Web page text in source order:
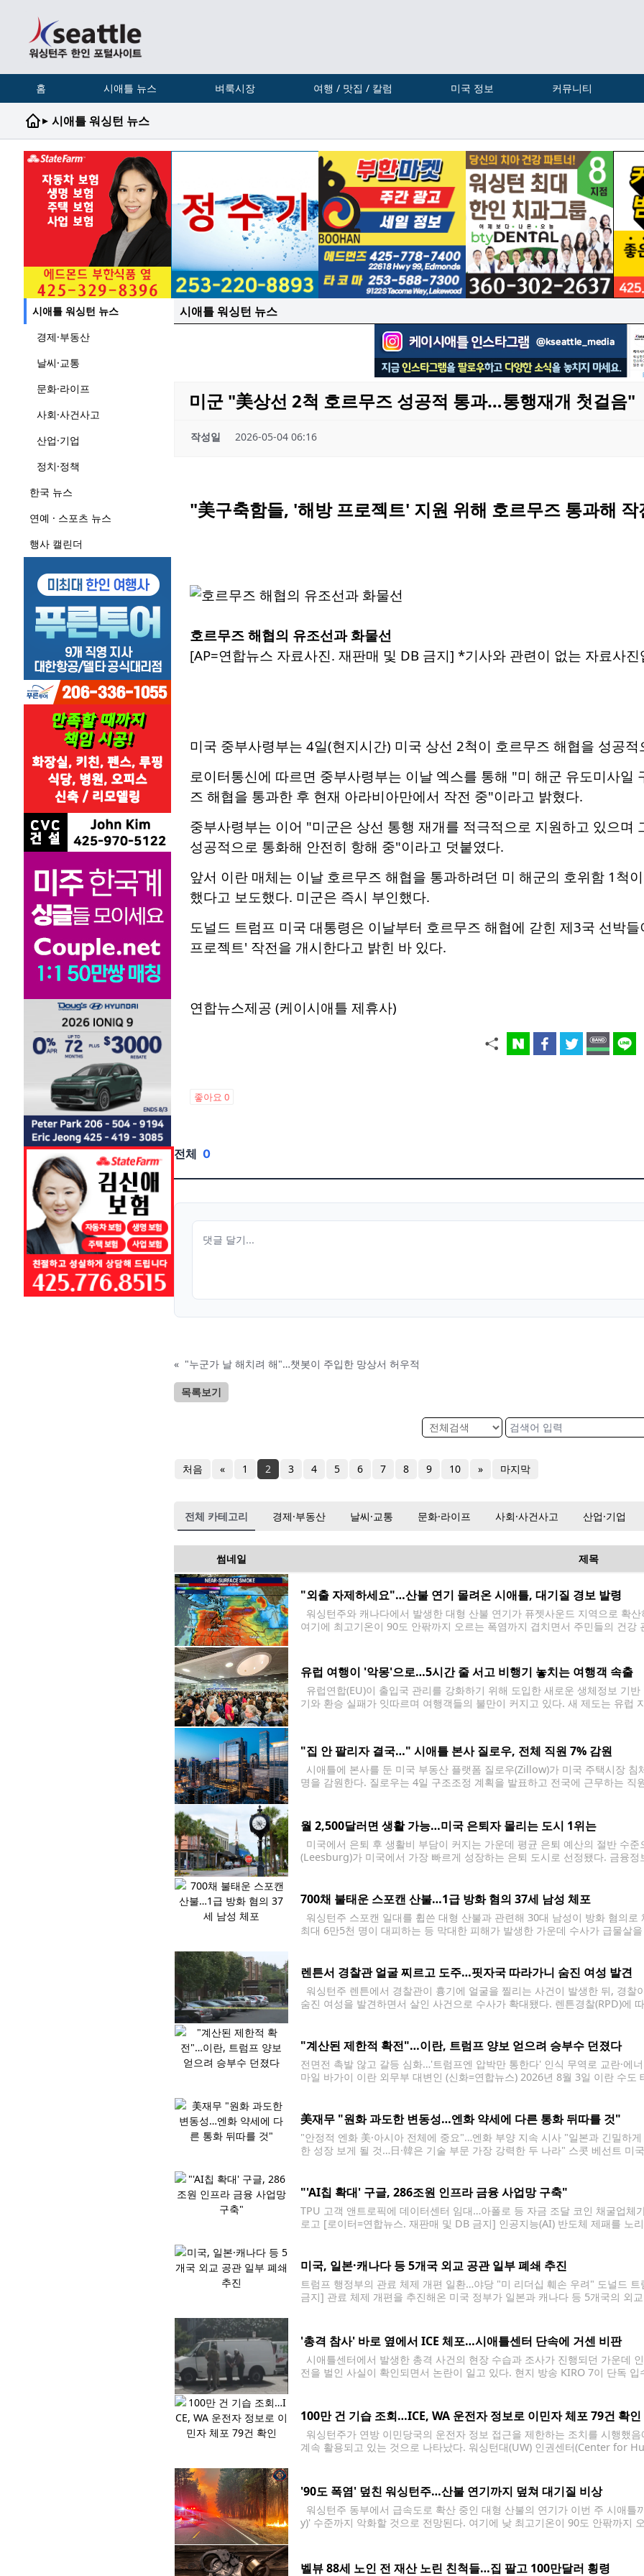
홈 시애틀 뉴스 벼룩시장 여행 / 맛집 / 칼럼 미국 정보 커뮤니티
▸ 시애틀 워싱턴 뉴스
시애틀 워싱턴 뉴스
경제·부동산
날씨·교통
문화·라이프
사회·사건사고
산업·기업
정치·정책
한국 뉴스
연예 · 스포츠 뉴스
행사 캘린더
시애틀 워싱턴 뉴스
미군 "美상선 2척 호르무즈 성공적 통과…통행재개 첫걸음"
작성일 2026-05-04 06:16
"美구축함들, '해방 프로젝트' 지원 위해 호르무즈 통과해
호르무즈 해협의 유조선과 화물선
[AP=연합뉴스 자료사진. 재판매 및 DB 금지] *기사와 관련이 없는 자료사진
미국 중부사령부는 4일(현지시간) 미국 상선 2척이 호르무즈 해협을 성공
로이터통신에 따르면 중부사령부는 이날 엑스를 통해 "미 해군 유도미사일
즈 해협을 통과한 후 현재 아라비아만에서 작전 중"이라고 밝혔다.
중부사령부는 이어 "미군은 상선 통행 재개를 적극적으로 지원하고 있으며
성공적으로 통화해 안전히 항해 중"이라고 덧붙였다.
앞서 이란 매체는 이날 호르무즈 해협을 통과하려던 미 해군의 호위함 1척
했다고 보도했다. 미군은 즉시 부인했다.
도널드 트럼프 미국 대통령은 이날부터 호르무즈 해협에 갇힌 제3국 선박
프로젝트' 작전을 개시한다고 밝힌 바 있다.
연합뉴스제공 (케이시애틀 제휴사)
좋아요 0
전체 0
« "누군가 날 해치려 해"…챗봇이 주입한 망상서 허우적
목록보기
처음 « 1 2 3 4 5 6 7 8 9 10 » 마지막
전체 카테고리 경제·부동산 날씨·교통 문화·라이프 사회·사건사고 산업·기업
썸네일 제목
"외출 자제하세요"…산불 연기 몰려온 시애틀, 대기질 경보 발령
워싱턴주와 캐나다에서 발생한 대형 산불 연기가 퓨젯사운드 지역으로 확
여기에 최고기온이 90도 안팎까지 오르는 폭염까지 겹치면서 주민들의 건
유럽 여행이 '악몽'으로…5시간 줄 서고 비행기 놓치는 여행객 속출
유럽연합(EU)이 출입국 관리를 강화하기 위해 도입한 새로운 생체정보 기
기와 환승 실패가 잇따르며 여행객들의 불만이 커지고 있다. 새 제도는 유럽
"집 안 팔리자 결국…" 시애틀 본사 질로우, 전체 직원 7% 감원
시애틀에 본사를 둔 미국 부동산 플랫폼 질로우(Zillow)가 미국 주택시장
명을 감원한다. 질로우는 4일 구조조정 계획을 발표하고 전국에 근무하는
월 2,500달러면 생활 가능…미국 은퇴자 몰리는 도시 1위는
미국에서 은퇴 후 생활비 부담이 커지는 가운데 평균 은퇴 예산의 절반 수
(Leesburg)가 미국에서 가장 빠르게 성장하는 은퇴 도시로 선정됐다. 금융
700채 불태운 스포캔 산불…1급 방화 혐의 37세 남성 체포
워싱턴주 스포캔 일대를 휩쓴 대형 산불과 관련해 30대 남성이 방화 혐의
최대 6만5천 명이 대피하는 등 막대한 피해가 발생한 가운데 수사가 급물살
렌튼서 경찰관 얼굴 찌르고 도주…핏자국 따라가니 숨진 여성 발견
워싱턴주 렌튼에서 경찰관이 흉기에 얼굴을 찔리는 사건이 발생한 뒤, 경
숨진 여성을 발견하면서 살인 사건으로 수사가 확대됐다. 렌튼경찰(RPD)에
"계산된 제한적 확전"…이란, 트럼프 양보 얻으려 승부수 던졌다
전면전 촉발 않고 갈등 심화…'트럼프엔 압박만 통한다' 인식 무역로 교란·에
마일 바가이 이란 외무부 대변인 (신화=연합뉴스) 2026년 8월 3일 이란 수
美재무 "원화 과도한 변동성…엔화 약세에 다른 통화 뒤따를 것"
"안정적 엔화 美·아시아 전체에 중요"…엔화 부양 지속 시사 "일본과 긴밀하
한 성장 보게 될 것…日·韓은 기술 부문 가장 강력한 두 나라" 스콧 베선트 미
"'AI칩 확대' 구글, 286조원 인프라 금융 사업망 구축"
TPU 고객 앤트로픽에 데이터센터 임대…아폴로 등 자금 조달 코인 채굴업
로고 [로이터=연합뉴스. 재판매 및 DB 금지] 인공지능(AI) 반도체 제패를 노
미국, 일본·캐나다 등 5개국 외교 공관 일부 폐쇄 추진
트럼프 행정부의 관료 체제 개편 일환…야당 "미 리더십 훼손 우려" 도널드
금지] 관료 체제 개편을 추진해온 미국 정부가 일본과 캐나다 등 5개국의 외
'총격 참사' 바로 옆에서 ICE 체포…시애틀센터 단속에 거센 비판
시애틀센터에서 발생한 총격 사건의 현장 수습과 조사가 진행되던 가운데
전을 벌인 사실이 확인되면서 논란이 일고 있다. 현지 방송 KIRO 7이 단독
100만 건 기습 조회…ICE, WA 운전자 정보로 이민자 체포 79건 확인
워싱턴주가 연방 이민당국의 운전자 정보 접근을 제한하는 조치를 시행했
계속 활용되고 있는 것으로 나타났다. 워싱턴대(UW) 인권센터(Center for
'90도 폭염' 덮친 워싱턴주…산불 연기까지 덮쳐 대기질 비상
워싱턴주 동부에서 급속도로 확산 중인 대형 산불의 연기가 이번 주 시애
y)' 수준까지 악화할 것으로 전망된다. 여기에 낮 최고기온이 90도 안팎까지
벨뷰 88세 노인 전 재산 노린 친척들…집 팔고 100만달러 횡령